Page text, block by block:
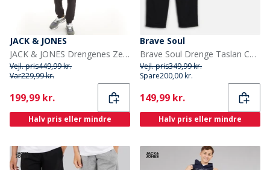
JACK & JONES
JACK & JONES Drengenes Zero Træningsdragt sort
Vejl. pris449,99 kr.
Var229,99 kr.
Current
199,99 kr.
Halv pris eller mindre
Brave Soul
Brave Soul Drenge Taslan Cargo Bukser Sort
Vejl. pris349,99 kr.
Spare200,00 kr.
Current
149,99 kr.
Halv pris eller mindre